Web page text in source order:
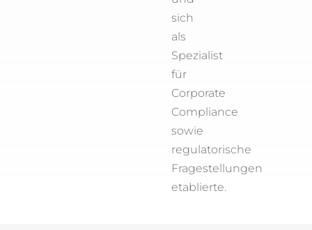
sich
als
Spezialist
für
Corporate
Compliance
sowie
regulatorische
Fragestellungen
etablierte.